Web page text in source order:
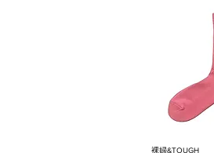
裸婦&TOUGH